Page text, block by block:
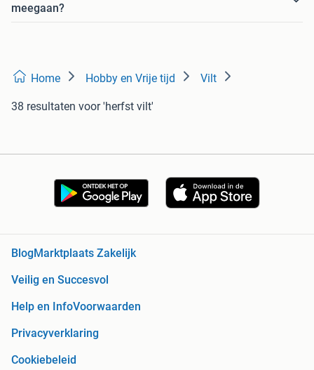
meegaan?
Home Hobby en Vrije tijd Vilt
38 resultaten voor 'herfst vilt'
BlogMarktplaats Zakelijk
Veilig en Succesvol
Help en InfoVoorwaarden
Privacyverklaring
Cookiebeleid